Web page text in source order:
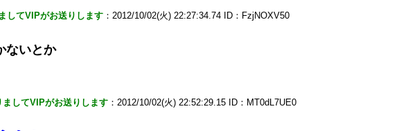
してVIPがお送りします ：2012/10/02(火) 22:27:34.74 ID：FzjNOXV50
ないとか
してVIPがお送りします ：2012/10/02(火) 22:52:29.15 ID：MT0dL7UE0